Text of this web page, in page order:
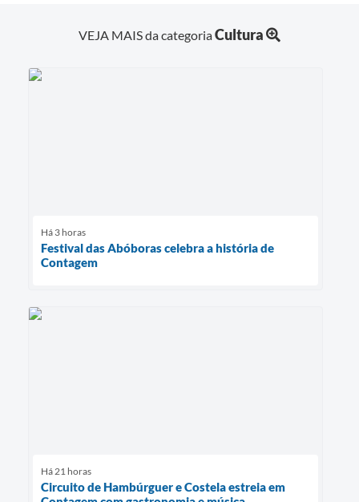
VEJA MAIS da categoriaCultura
Há 3 horas
Festival das Abóboras celebra a história de
Contagem
Há 21 horas
Circuito de Hambúrguer e Costela estreia em